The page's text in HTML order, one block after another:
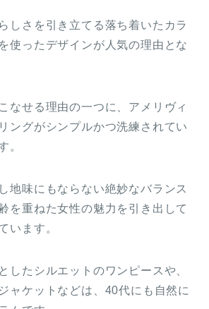
しさを引き立てる落ち着いたカラ
使ったデザインが人気の理由とな
なせる理由の一つに、アメリヴィ
ングがシンプルかつ洗練されてい
。
地味にもならない絶妙なバランス
を重ねた女性の魅力を引き出して
います。
したシルエットのワンピースや、
ャケットなどは、40代にも自然に